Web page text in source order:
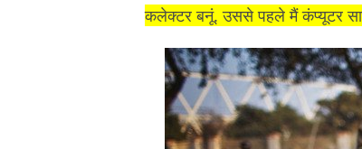
कलेक्टर बनूं. उससे पहले मैं कंप्यूटर